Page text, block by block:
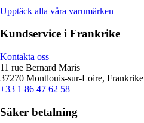
Upptäck alla våra varumärken
Kundservice i Frankrike
Kontakta oss
11 rue Bernard Maris
37270 Montlouis-sur-Loire, Frankrike
+33 1 86 47 62 58
Säker betalning